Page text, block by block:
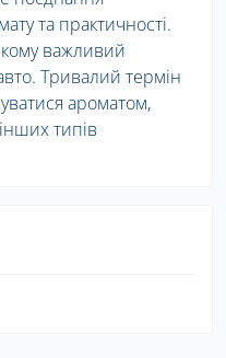
та практичності.
важливий
Тривалий термін
ароматом,
типів